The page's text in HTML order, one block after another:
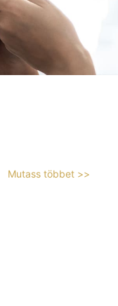
Mutass többet >>